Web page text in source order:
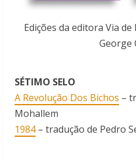
Edições da editora Via
George
SÉTIMO SELO
A Revolução Dos Bichos –
Mohallem
1984– tradução de Pedro